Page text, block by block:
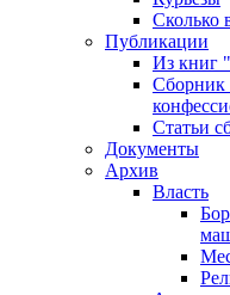
Сколько
Публикации
Из книг
Сборник
Статьи
Документы
Архив
Власть